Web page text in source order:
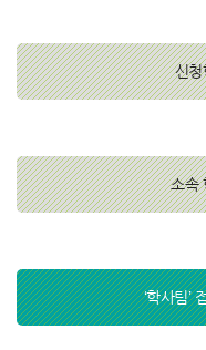
신청
소속
‘학사팀’